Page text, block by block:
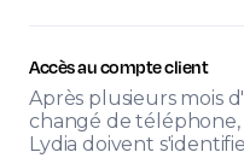
Accès au compte client
Après plusieurs mois
changé de
Lydia doivent